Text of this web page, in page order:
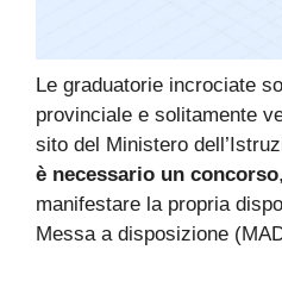
Le graduatorie incrociate
provinciale e solitamente
sito del Ministero
è necessario un concorso
manifestare la propria
Messa a disposizione